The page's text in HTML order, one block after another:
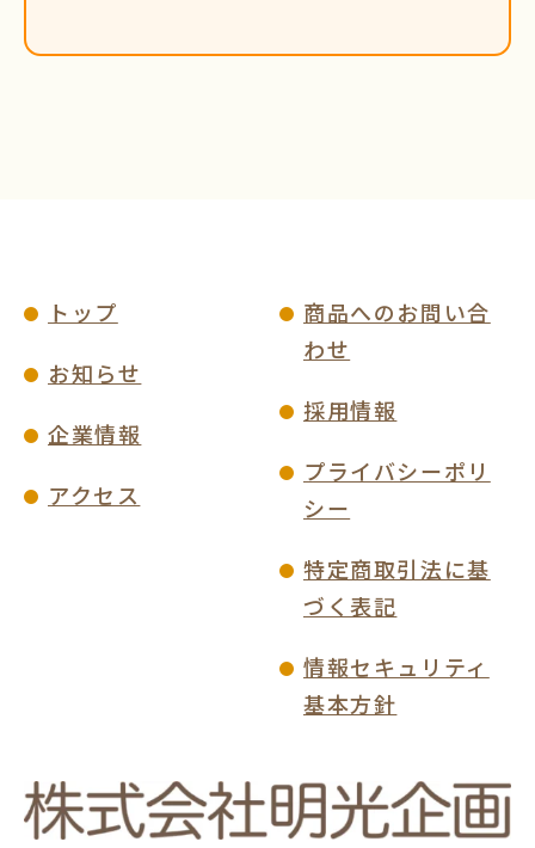
トップ
お知らせ
企業情報
アクセス
商品へのお問い合
わせ
採用情報
プライバシーポリ
シー
特定商取引法に基
づく表記
情報セキュリティ
基本方針